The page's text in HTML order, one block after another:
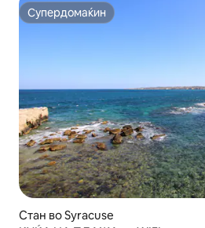
Супердомаќин
Супердомаќин
Стан во Syracuse